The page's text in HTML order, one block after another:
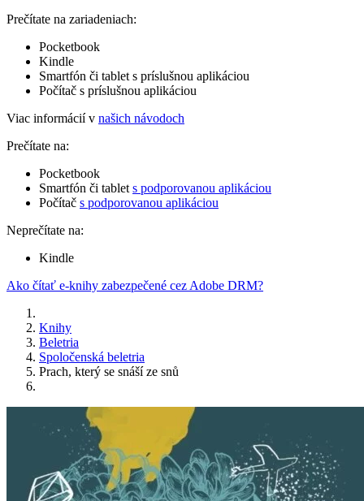
Prečítate na zariadeniach:
Pocketbook
Kindle
Smartfón či tablet s príslušnou aplikáciou
Počítač s príslušnou aplikáciou
Viac informácií v našich návodoch
Prečítate na:
Pocketbook
Smartfón či tablet s podporovanou aplikáciou
Počítač s podporovanou aplikáciou
Neprečítate na:
Kindle
Ako čítať e-knihy zabezpečené cez Adobe DRM?
Knihy
Beletria
Spoločenská beletria
Prach, který se snáší ze snů